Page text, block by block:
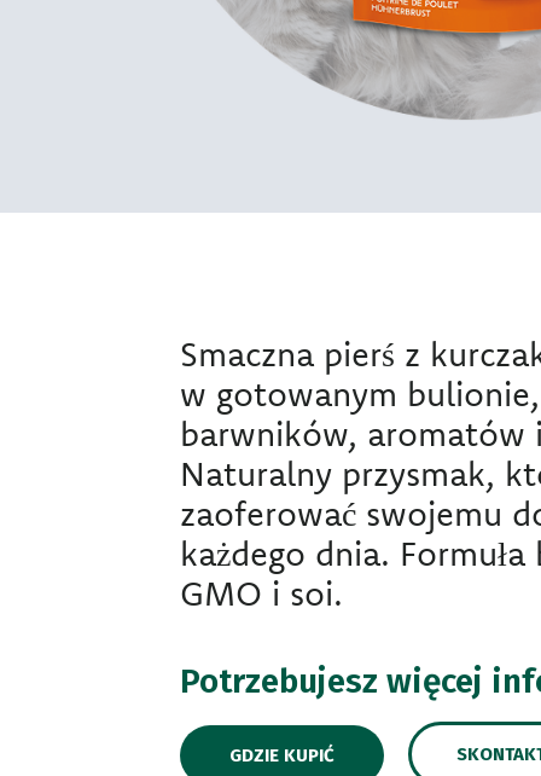
Smaczna pierś z
w gotowanym
barwników, aromatów
Naturalny przysmak,
zaoferować swojemu
każdego dnia.
GMO i soi.
Potrzebujesz więcej
GDZIE KUPIĆ